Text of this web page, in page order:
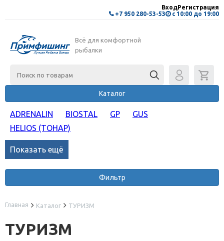
+7 950 280-53-53 с 10:00 до 19:00
ВходРегистрация
Всё для комфортной
рыбалки
Каталог
ADRENALIN BIOSTAL GP
GUS
HELIOS (ТОНАР)
Показать ещё
Фильтр
Главная Каталог ТУРИЗМ
ТУРИЗМ